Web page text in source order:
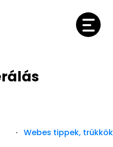
· Webes tippek, trükkök